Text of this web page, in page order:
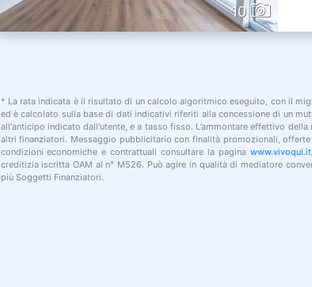
10
* La rata indicata è il risultato di un calcolo algoritmico eseguito, con il
ed è calcolato sulla base di dati indicativi riferiti alla concessione di un
all'anticipo indicato dall'utente, e a tasso fisso. L’ammontare effettivo
altri finanziatori. Messaggio pubblicitario con finalità promozionali,
condizioni economiche e contrattuali consultare la pagina
creditizia iscritta OAM al n° M526. Può agire in qualità di mediatore
più Soggetti Finanziatori.